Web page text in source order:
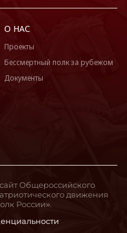
О НАС
Проекты
Бессмертный полк за рубежом
Документы
Общероссийского
движения
России».